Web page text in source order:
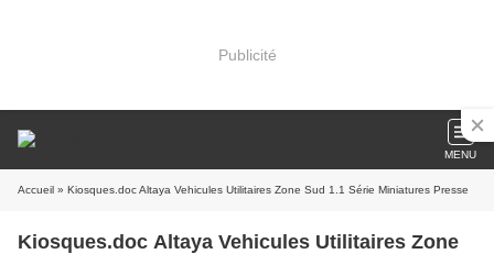
Publicité
MENU
Accueil » Kiosques.doc Altaya Vehicules Utilitaires Zone Sud 1.1 Série Miniatures Presse
Kiosques.doc Altaya Vehicules Utilitaires Zone